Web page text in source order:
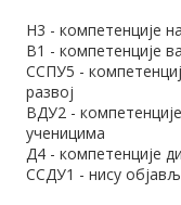
Н3 - компетенције
В1 - компетенције
ССПУ5 -
развој
ВДУ2 -
ученицима
Д4 - компетенције
ССДУ1 - нису